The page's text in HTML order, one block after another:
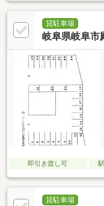
貸駐車場
岐阜県岐阜市
即引き渡し可
貸駐車場